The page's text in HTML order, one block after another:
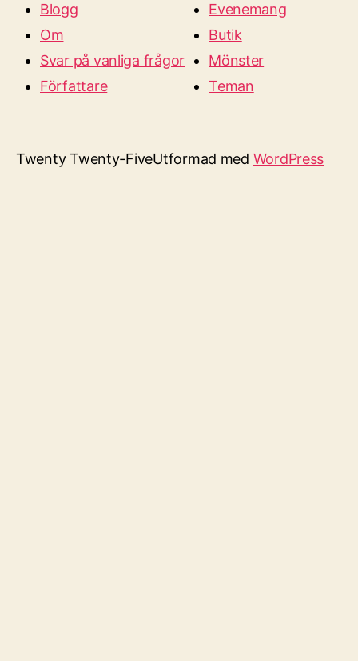
Blogg
Om
Svar på vanliga frågor
Författare
Evenemang
Butik
Mönster
Teman
Twenty Twenty-FiveUtformad med WordPress